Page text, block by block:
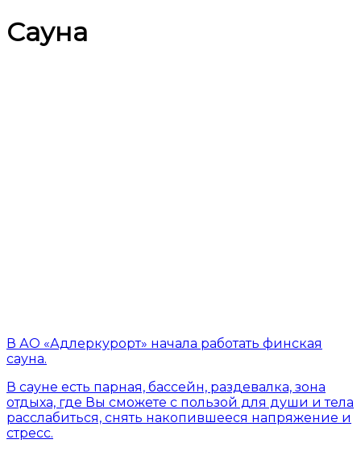
Сауна
В АО «Адлеркурорт» начала работать финская
сауна.
В сауне есть парная, бассейн, раздевалка, зона
отдыха, где Вы сможете с пользой для души и тела
расслабиться, снять накопившееся напряжение и
стресс.